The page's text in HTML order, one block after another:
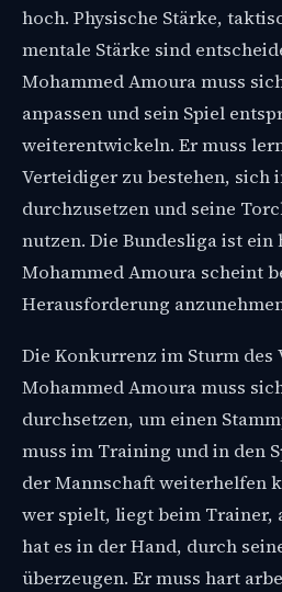
hoch. Physische Stärke,
mentale Stärke sind
Mohammed Amoura muss
anpassen und sein Spiel
weiterentwickeln. Er muss
Verteidiger zu bestehen, sich
durchzusetzen und seine
nutzen. Die Bundesliga ist ein
Mohammed Amoura scheint
Herausforderung
Die Konkurrenz im Sturm
Mohammed Amoura muss
durchsetzen, um einen
muss im Training und in den
der Mannschaft weiterhelfen
wer spielt, liegt beim Trainer,
hat es in der Hand, durch
überzeugen. Er muss hart